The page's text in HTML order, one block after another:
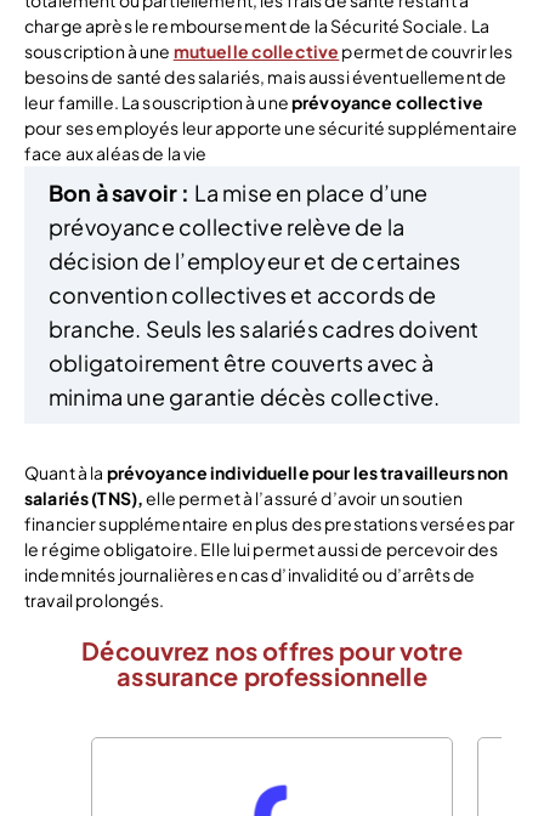
charge après le remboursement de la Sécurité Sociale. La
souscription à une mutuelle collective permet de couvrir les
besoins de santé des salariés, mais aussi éventuellement de
leur famille. La souscription à uneprévoyance collective
pour ses employés leur apporte une sécurité supplémentaire
face aux aléas de la vie
Bon à savoir : La mise en place d’une
prévoyance collective relève de la
décision de l’employeur et de certaines
convention collectives et accords de
branche. Seuls les salariés cadres doivent
obligatoirement être couverts avec à
minima une garantie décès collective.
Quant à la prévoyanceindividuelle pour les travailleurs non
salariés (TNS),elle permet à l’assuré d’avoir un soutien
financier supplémentaire en plus des prestations versées par
le régime obligatoire. Elle lui permet aussi de percevoir des
indemnités journalières en cas d’invalidité ou d’arrêts de
travail prolongés.
Découvrez nos offres pour votre
assurance professionnelle